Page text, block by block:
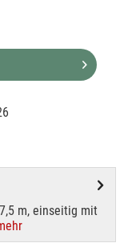
m, einseitig mit